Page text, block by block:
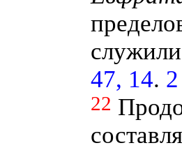
47, 14.
22